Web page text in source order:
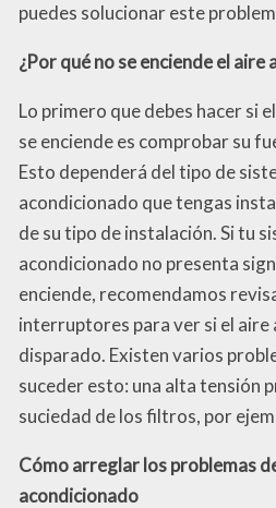
puedes solucionar este
¿Por qué no se enciende el aire
Lo primero que debes hacer si
se enciende es comprobar su
Esto dependerá del tipo de
acondicionado que tengas
de su tipo de instalación. Si tu
acondicionado no presenta
enciende, recomendamos
interruptores para ver si el aire
disparado. Existen varios
suceder esto: una alta tensión
suciedad de los filtros, por
Cómo arreglar los problemas
acondicionado